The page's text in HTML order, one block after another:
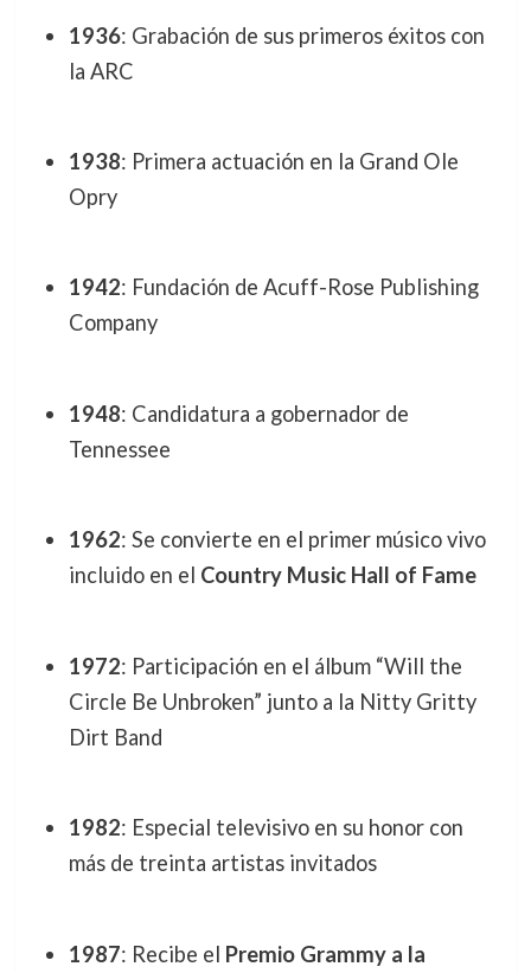
1936: Grabación de sus primeros éxitos con
la ARC
1938: Primera actuación en la Grand Ole
Opry
1942: Fundación de Acuff-Rose Publishing
Company
1948: Candidatura a gobernador de
Tennessee
1962: Se convierte en el primer músico vivo
incluido en el Country Music Hall of Fame
1972: Participación en el álbum “Will the
Circle Be Unbroken” junto a la Nitty Gritty
Dirt Band
1982: Especial televisivo en su honor con
más de treinta artistas invitados
1987: Recibe el Premio Grammy a la